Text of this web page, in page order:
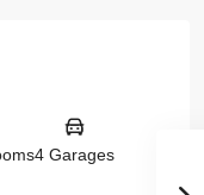
4 Garages